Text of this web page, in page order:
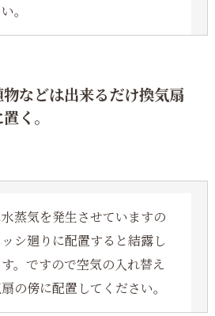
。
などは出来るだけ換気扇
く。
蒸気を発生させていますの
シ廻りに配置すると結露し
。ですので空気の入れ替え
の傍に配置してください。